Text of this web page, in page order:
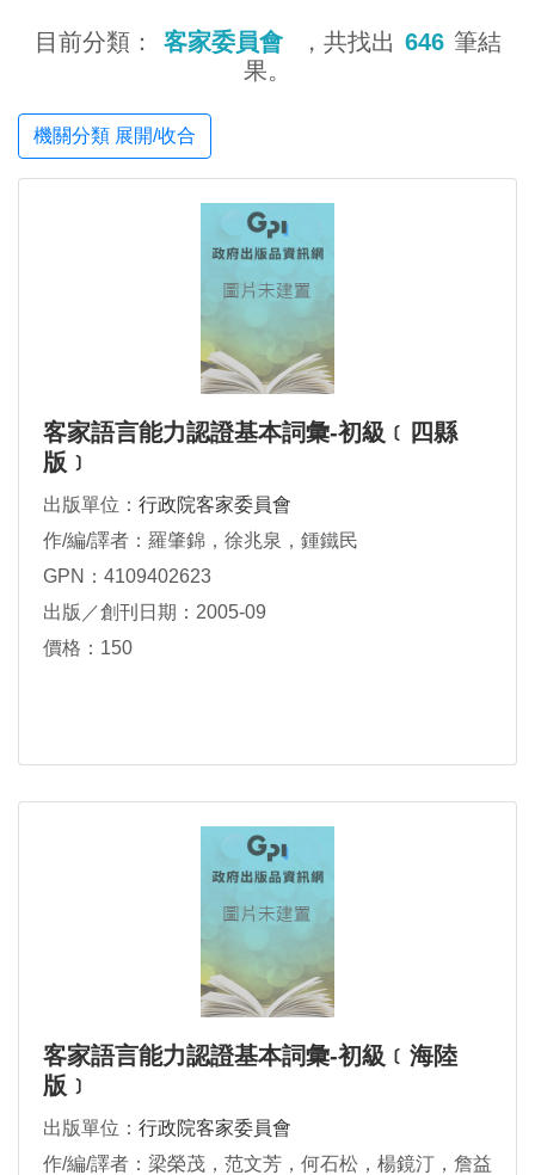
目前分類： 客家委員會 ，共找出 646 筆結
果。
機關分類 展開/收合
客家語言能力認證基本詞彙-初級﹝四縣
版﹞
出版單位： 行政院客家委員會
作/編/譯者：羅肇錦，徐兆泉，鍾鐵民
GPN：4109402623
出版／創刊日期：2005-09
價格：150
客家語言能力認證基本詞彙-初級﹝海陸
版﹞
出版單位： 行政院客家委員會
作/編/譯者：梁榮茂，范文芳，何石松，楊鏡汀，詹益